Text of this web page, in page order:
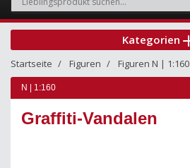
Kategorien
Startseite Figuren Figuren N | 1:160
N | 1:160
Graffiti-Vandalen